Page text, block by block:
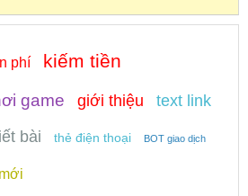
phí kiếm tiền
game giới thiệu text link
bài thẻ điện thoại BOT giao dịch